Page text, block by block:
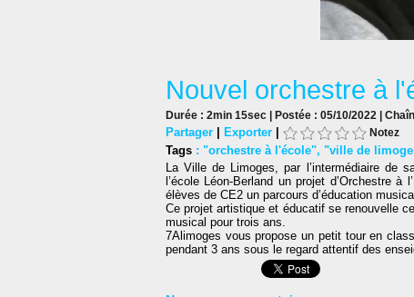
Nouvel orchestre à
Durée : 2min 15sec | Postée : 05/10/2022 |
Partager | Exporter | Notez
Tags : "orchestre à l'école", "ville de
La Ville de Limoges, par l’intermédiaire de
l’école Léon-Berland un projet d’Orchestre
élèves de CE2 un parcours d’éducation
Ce projet artistique et éducatif se renouvelle
musical pour trois ans.
7Alimoges vous propose un petit tour en
pendant 3 ans sous le regard attentif des